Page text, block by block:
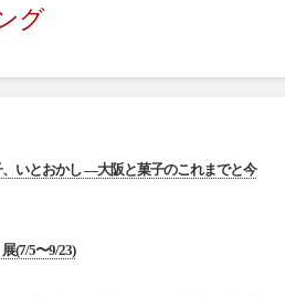
グ
いとおかし ―大阪と菓子のこれまでと今
(7/5〜9/23)